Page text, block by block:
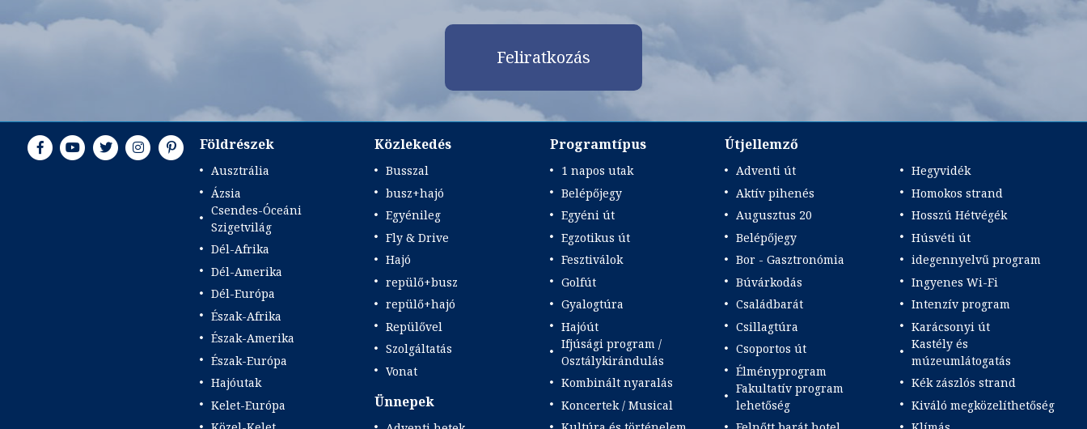
Feliratkozás
Földrészek
Ausztrália
Ázsia
Csendes-Óceáni
Szigetvilág
Dél-Afrika
Dél-Amerika
Dél-Európa
Észak-Afrika
Észak-Amerika
Észak-Európa
Hajóutak
Kelet-Európa
Közlekedés
Busszal
busz+hajó
Egyénileg
Fly & Drive
Hajó
repülő+busz
repülő+hajó
Repülővel
Szolgáltatás
Vonat
Ünnepek
Programtípus
1 napos utak
Belépőjegy
Egyéni út
Egzotikus út
Fesztiválok
Golfút
Gyalogtúra
Hajóút
Ifjúsági program /
Osztálykirándulás
Kombinált nyaralás
Koncertek / Musical
Útjellemző
Adventi út
Aktív pihenés
Augusztus 20
Belépőjegy
Bor - Gasztronómia
Búvárkodás
Családbarát
Csillagtúra
Csoportos út
Élményprogram
Fakultatív program
lehetőség
Hegyvidék
Homokos strand
Hosszú Hétvégék
Húsvéti út
idegennyelvű program
Ingyenes Wi-Fi
Intenzív program
Karácsonyi út
Kastély és
múzeumlátogatás
Kék zászlós strand
Kiváló megközelíthetőség